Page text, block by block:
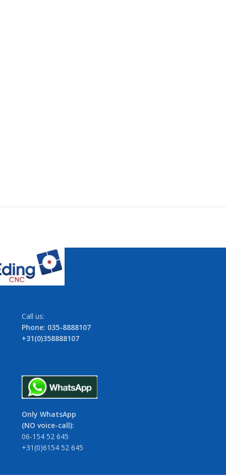
Call us:
Phone: 035-8888107
+31(0)358888107
Only WhatsApp
(NO voice-call):
06-154 52 645
+31(0)6154 52 645